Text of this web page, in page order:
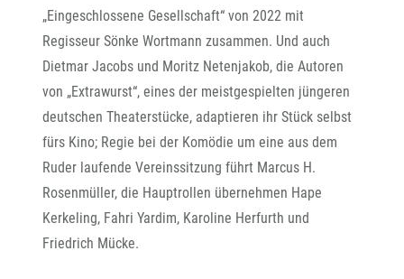
„Eingeschlossene Gesellschaft“ von 2022 mit
Regisseur Sönke Wortmann zusammen. Und auch
Dietmar Jacobs und Moritz Netenjakob, die Autoren
von „Extrawurst“, eines der meistgespielten jüngeren
deutschen Theaterstücke, adaptieren ihr Stück selbst
fürs Kino; Regie bei der Komödie um eine aus dem
Ruder laufende Vereinssitzung führt Marcus H.
Rosenmüller, die Hauptrollen übernehmen Hape
Kerkeling, Fahri Yardim, Karoline Herfurth und
Friedrich Mücke.